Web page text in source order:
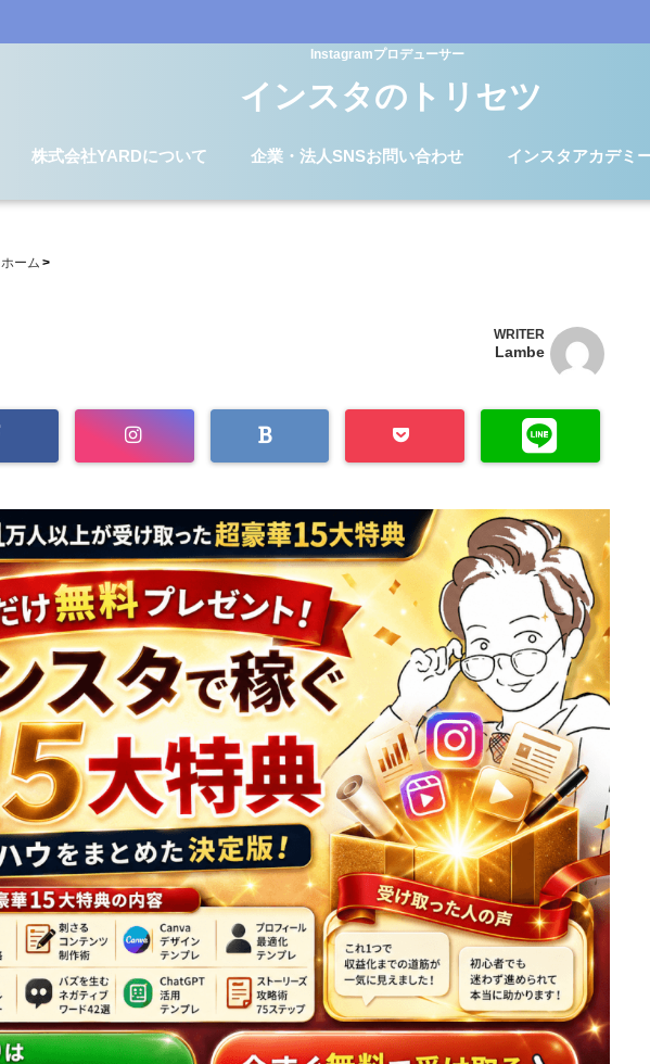
Instagramプロデューサー
インスタのトリセツ
株式会社YARDについて 企業・法人SNSお問い合わせ インスタアカデミ
ホーム
WRITER
Lambe